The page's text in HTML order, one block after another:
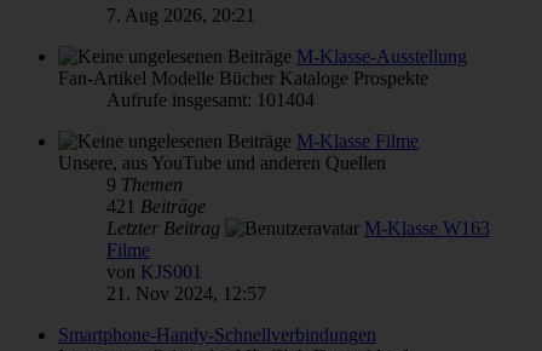
7. Aug 2026, 20:21
M-Klasse-Ausstellung
Fan-Artikel Modelle Bücher Kataloge Prospekte
Aufrufe insgesamt: 101404
M-Klasse Filme
Unsere, aus YouTube und anderen Quellen
9 Themen
421 Beiträge
Letzter Beitrag
M-Klasse W163
Filme
von KJS001
21. Nov 2024, 12:57
Smartphone-Handy-Schnellverbindungen